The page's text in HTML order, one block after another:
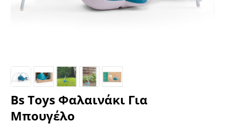
Bs Toys Φαλαινάκι Για
Μπουγέλο